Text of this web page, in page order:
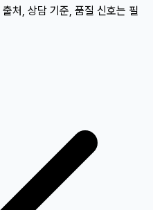
출처, 상담 기준, 품질 신호는 필